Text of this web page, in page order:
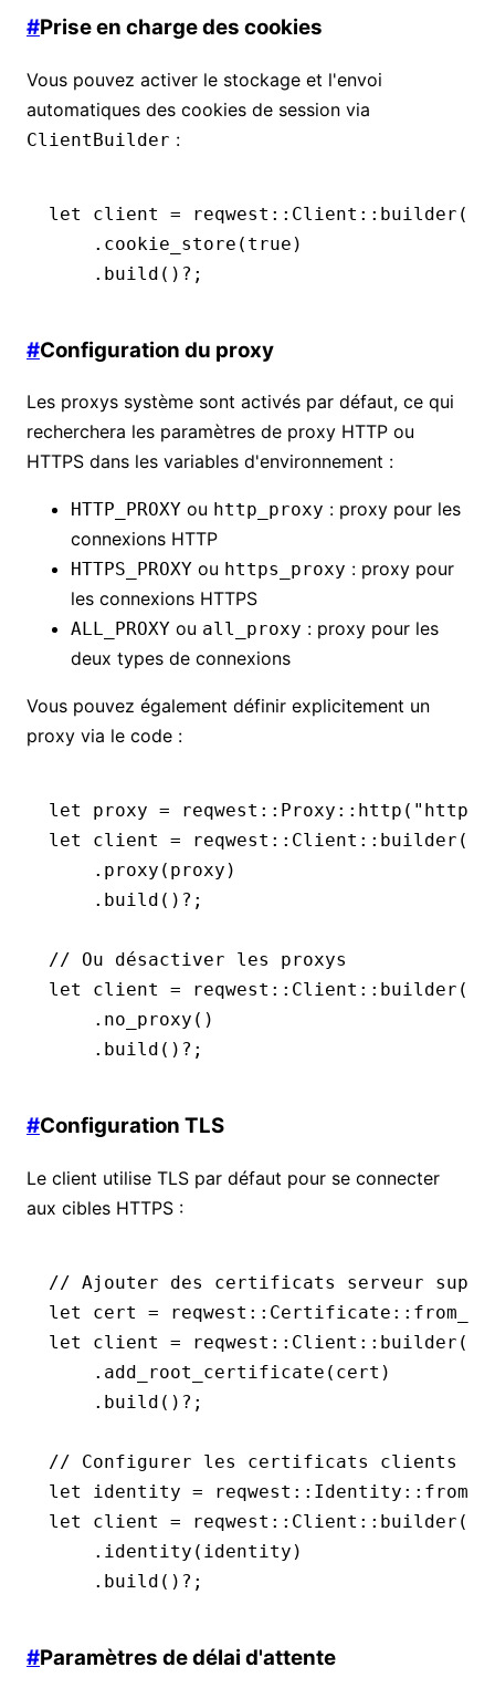
#Prise en charge des cookies
Vous pouvez activer le stockage et l'envoi
automatiques des cookies de session via
ClientBuilder :
let client = reqwest :: Client :: builder ()
    .
cookie_store ( true )
    .
build () ? ;
#Configuration du proxy
Les proxys système sont activés par défaut, ce qui
recherchera les paramètres de proxy HTTP ou
HTTPS dans les variables d'environnement :
HTTP_PROXY ou http_proxy : proxy pour les
connexions HTTP
HTTPS_PROXY ou https_proxy : proxy pour
les connexions HTTPS
ALL_PROXY ou all_proxy : proxy pour les
deux types de connexions
Vous pouvez également définir explicitement un
proxy via le code :
let proxy = reqwest :: Proxy :: http (
let
client = reqwest :: Client :: builder ()
    .
proxy (proxy)
    .
build () ? ;
// Ou désactiver les proxys
let
client = reqwest :: Client :: builder ()
    .
no_proxy ()
    .
build () ? ;
#Configuration TLS
Le client utilise TLS par défaut pour se connecter
aux cibles HTTPS :
// Ajouter des certificats serveur
let
cert = reqwest :: Certificate ::
let
client = reqwest :: Client :: builder ()
    .
add_root_certificate (cert)
    .
build () ? ;
// Configurer les certificats clients
let
identity = reqwest :: Identity ::
let
client = reqwest :: Client :: builder ()
    .
identity (identity)
    .
build () ? ;
#Paramètres de délai d'attente